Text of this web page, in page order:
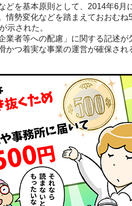
を基本原則として、2014年6月
情勢変化などを踏まえておおむ
示された。
者等への配慮」に関する記述が
かつ着実な事業の運営が確保さ